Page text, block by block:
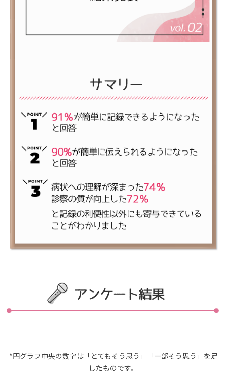
*円グラフ中央の数字は「とてもそう思う」「一部そう思う」を足
したものです。